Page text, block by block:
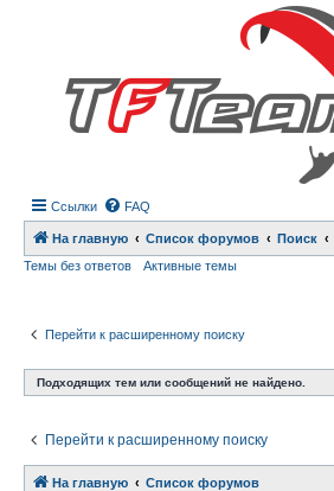
Ссылки FAQ
На главную Список форумов Поиск
Темы без ответов
Активные темы
Перейти к расширенному поиску
Подходящих тем или сообщений не найдено.
Перейти к расширенному поиску
На главную Список форумов
Связаться с